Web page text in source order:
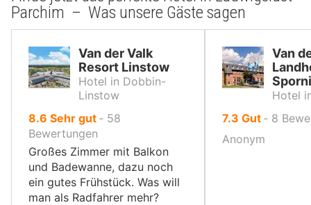
Parchim – Was unsere Gäste sagen
Van der Valk
Resort Linstow
Hotel in Dobbin-
Linstow
8.6 von
10,
Sehr gut ‐ 58
Bewertungen
Großes Zimmer mit Balkon
und Badewanne, dazu noch
ein gutes Frühstück. Was will
man als Radfahrer mehr?
Van
Hotel
7.3von
Gut ‐ 8
Anonym